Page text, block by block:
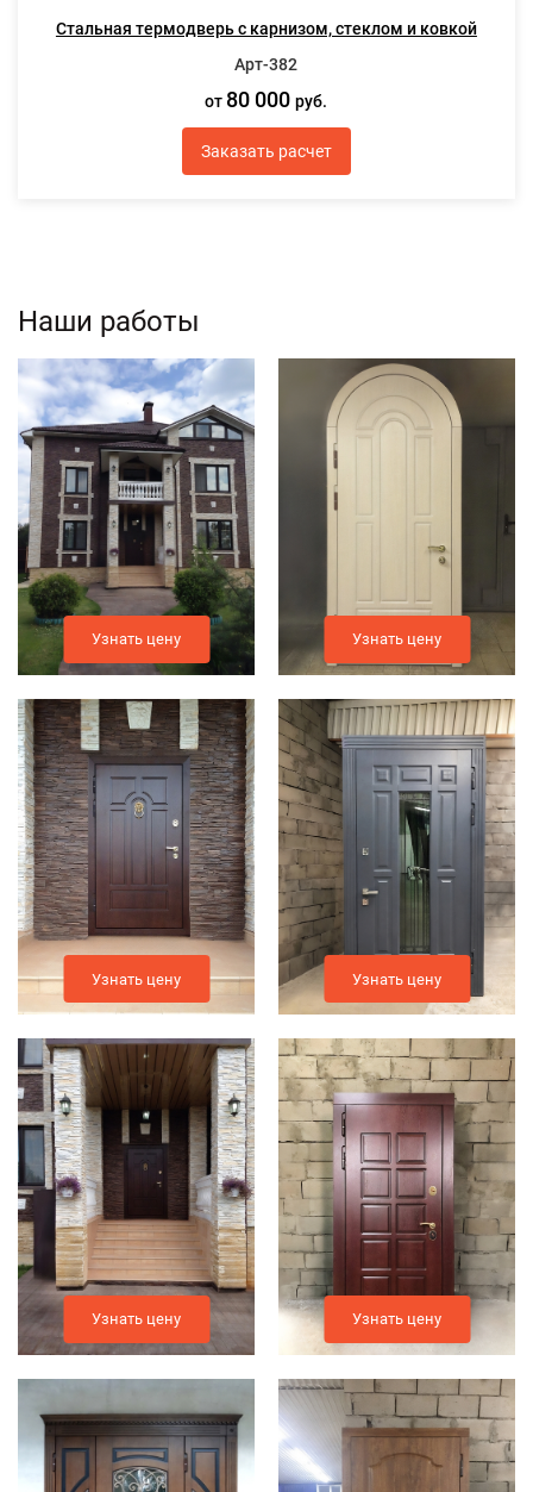
Стальная термодверь с карнизом, стеклом и ковкой
Арт-382
от 80 000руб.
Заказать расчет
Наши работы
Узнать цену
Узнать цену
Узнать цену
Узнать цену
Узнать цену
Узнать цену